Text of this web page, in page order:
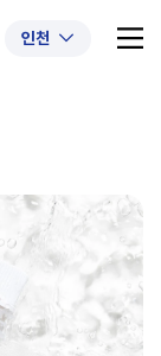
인천
#목디스크